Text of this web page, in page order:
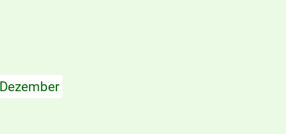
Dezember